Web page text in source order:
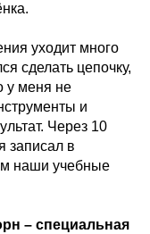
уходит много
сделать цепочку,
у меня не
и
Через 10
записал в
наши учебные
– специальная